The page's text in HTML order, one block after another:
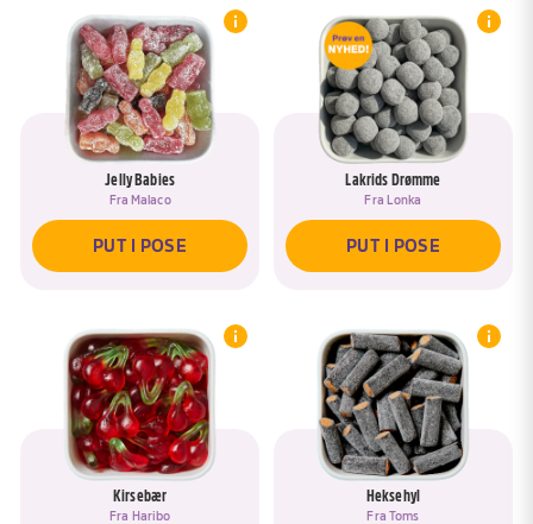
Jelly Babies
Fra Malaco
PUT I POSE
Lakrids Drømme
Fra Lonka
PUT I POSE
Kirsebær
Fra Haribo
Heksehyl
Fra Toms